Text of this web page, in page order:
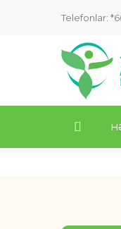
Telefonlar: